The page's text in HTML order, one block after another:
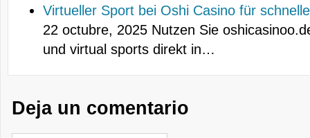
Virtueller Sport bei Oshi Casino für
22 octubre, 2025 Nutzen Sie
und virtual sports direkt in…
Deja un comentario